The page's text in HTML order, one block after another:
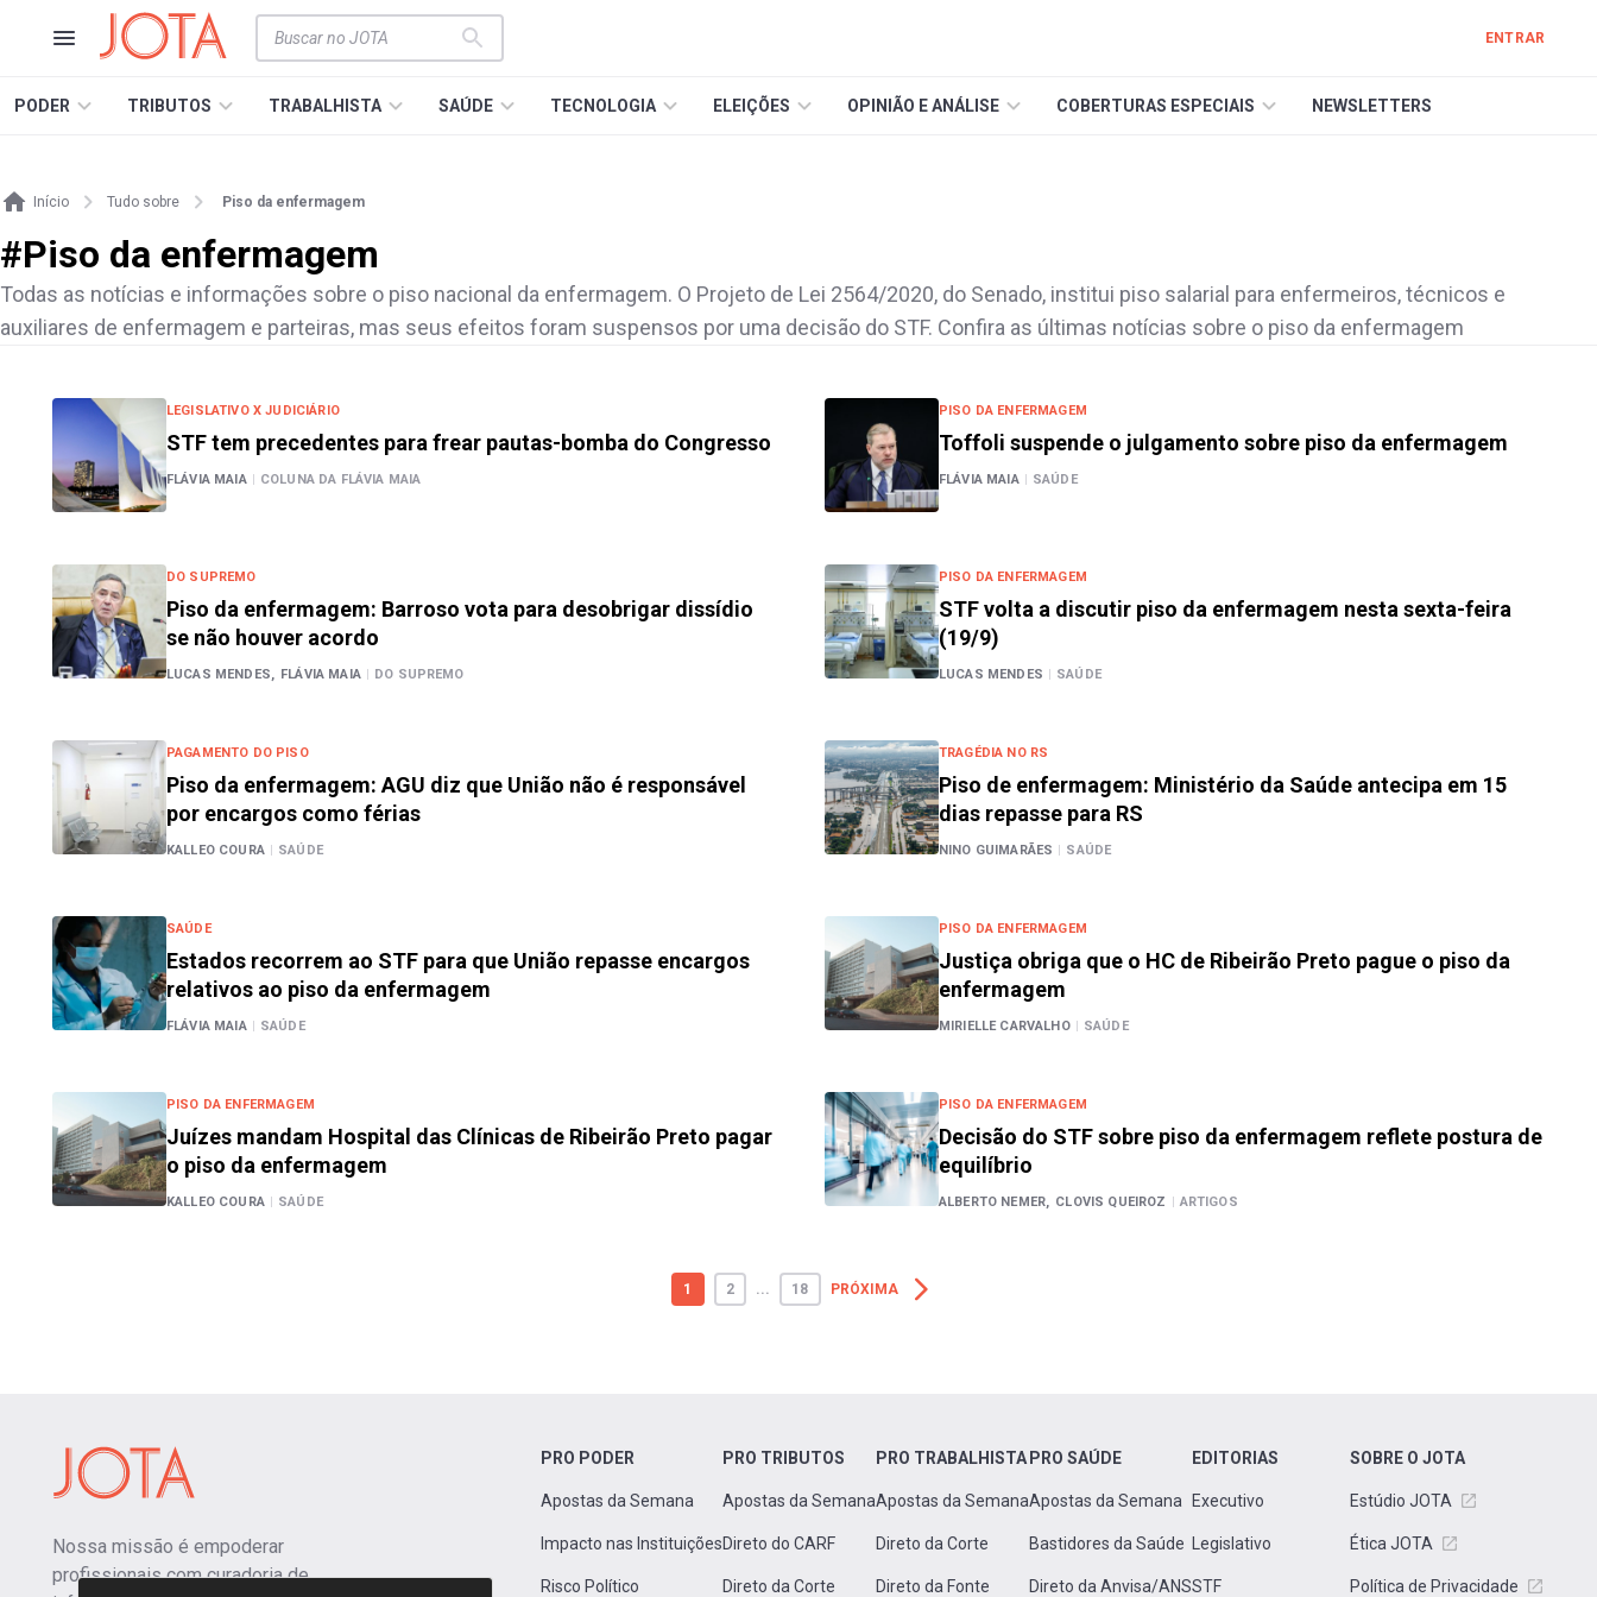
ENTRAR
PODER TRIBUTOS TRABALHISTA SAÚDE TECNOLOGIA ELEIÇÕES OPINIÃO E ANÁLISE COBERTURAS ESPECIAIS NEWSLETTERS
Início Tudo sobre Piso da enfermagem
#Piso da enfermagem
Todas as notícias e informações sobre o piso nacional da enfermagem. O Projeto de Lei 2564/2020, do Senado, institui piso salarial para enfermeiros, técnicos e
auxiliares de enfermagem e parteiras, mas seus efeitos foram suspensos por uma decisão do STF. Confira as últimas notícias sobre o piso da enfermagem
LEGISLATIVO X JUDICIÁRIO
STF tem precedentes para frear pautas-bomba do Congresso
FLÁVIA MAIA | COLUNA DA FLÁVIA MAIA
PISO DA ENFERMAGEM
Toffoli suspende o julgamento sobre piso da enfermagem
FLÁVIA MAIA | SAÚDE
DO SUPREMO
Piso da enfermagem: Barroso vota para desobrigar dissídio
se não houver acordo
LUCAS MENDES, FLÁVIA MAIA | DO SUPREMO
PISO DA ENFERMAGEM
STF volta a discutir piso da enfermagem nesta sexta-feira
(19/9)
LUCAS MENDES | SAÚDE
PAGAMENTO DO PISO
Piso da enfermagem: AGU diz que União não é responsável
por encargos como férias
KALLEO COURA | SAÚDE
TRAGÉDIA NO RS
Piso de enfermagem: Ministério da Saúde antecipa em 15
dias repasse para RS
NINO GUIMARÃES | SAÚDE
SAÚDE
Estados recorrem ao STF para que União repasse encargos
relativos ao piso da enfermagem
FLÁVIA MAIA | SAÚDE
PISO DA ENFERMAGEM
Justiça obriga que o HC de Ribeirão Preto pague o piso da
enfermagem
MIRIELLE CARVALHO | SAÚDE
PISO DA ENFERMAGEM
Juízes mandam Hospital das Clínicas de Ribeirão Preto pagar
o piso da enfermagem
KALLEO COURA | SAÚDE
PISO DA ENFERMAGEM
Decisão do STF sobre piso da enfermagem reflete postura de
equilíbrio
ALBERTO NEMER, CLOVIS QUEIROZ | ARTIGOS
1 2 ... 18 PRÓXIMA
Nossa missão é empoderar
profissionais com curadoria de
PRO PODER
Apostas da Semana
Impacto nas Instituições
Risco Político
PRO TRIBUTOS
Apostas da Semana
Direto do CARF
Direto da Corte
PRO TRABALHISTA
Apostas da Semana
Direto da Corte
Direto da Fonte
PRO SAÚDE
Apostas da Semana
Bastidores da Saúde
Direto da Anvisa/ANS
EDITORIAS
Executivo
Legislativo
STF
SOBRE O JOTA
Estúdio JOTA
Ética JOTA
Política de Privacidade